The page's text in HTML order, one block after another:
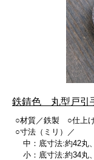
鉄錆色 丸型戸
○材質／鉄製 ○仕上
○寸法（ミリ）／
中：底寸法:約42丸
小：底寸法:約34丸